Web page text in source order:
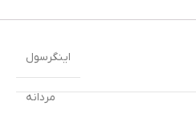
مردانه
اینگرسول